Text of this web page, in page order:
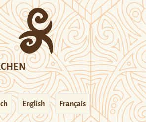
English Français